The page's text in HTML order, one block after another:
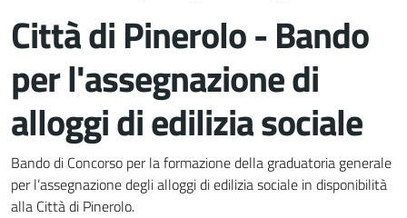
Città di Pinerolo - Bando
per l'assegnazione di
alloggi di edilizia sociale
Dettagli del documento
Bando di Concorso per la formazione della graduatoria generale
per l’assegnazione degli alloggi di edilizia sociale in disponibilità
alla Città di Pinerolo.